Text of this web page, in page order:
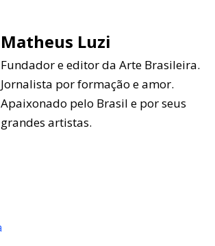
Matheus Luzi
Fundador e editor da Arte Brasileira.
Jornalista por formação e amor.
Apaixonado pelo Brasil e por seus
grandes artistas.